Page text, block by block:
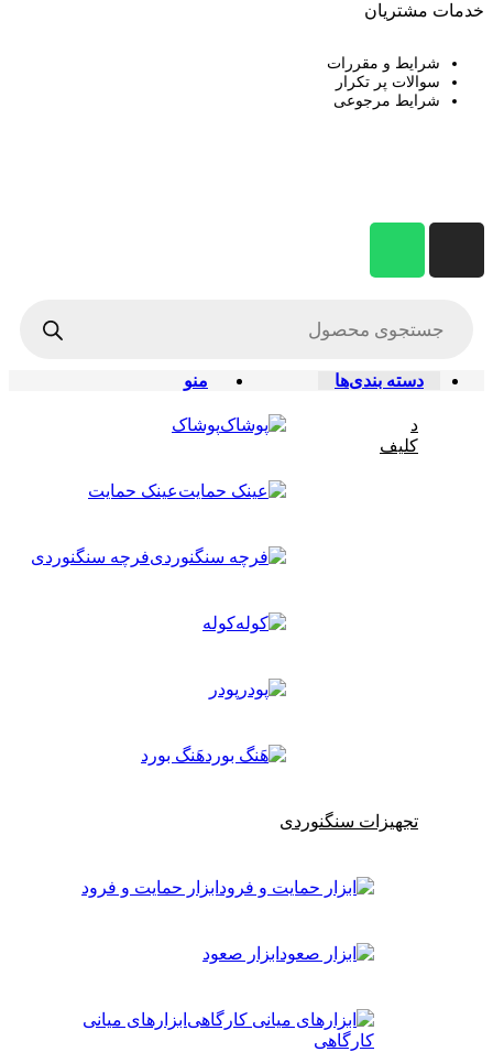
خدمات مشتریان
شرایط و مقررات
سوالات پر تکرار
شرایط مرجوعی
منو دسته بندی‌ها
د
کلیف
پوشاک
عینک حمایت
فرچه سنگنوردی
کوله
پودر
هَنگ بورد
تجهیزات سنگنوردی
ابزار حمایت و فرود
ابزار صعود
ابزارهای میانی
کارگاهی